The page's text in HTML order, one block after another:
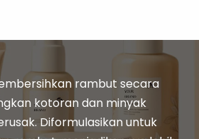
Face Care
Body Care
And Kids Care
Body Care
rambut secara
kotoran dan minyak
Diformulasikan untuk